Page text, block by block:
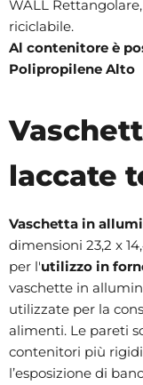
WALL
riciclabile.
Al contenitore è
Polipropilene Alto
laccate
Vaschetta in
dimensioni 23,2 x
per l'utilizzo in
vaschette in
utilizzate per la
alimenti. Le pareti
contenitori più
l’esposizione di